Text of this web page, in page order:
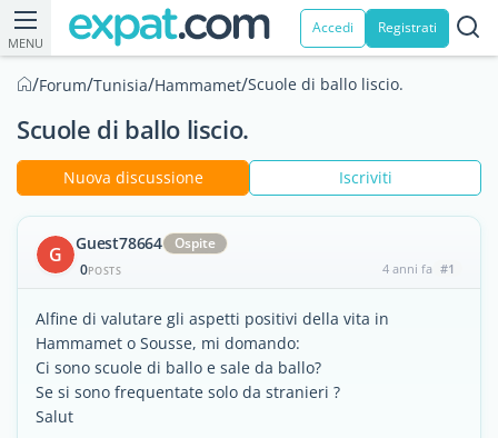
MENU
Accedi Registrati
/Forum/Tunisia/Hammamet/Scuole di ballo liscio.
Scuole di ballo liscio.
Nuova discussione Iscriviti
G Guest78664
Ospite
0POSTS 4 anni fa #1
Alfine di valutare gli aspetti positivi della vita in
Hammamet o Sousse, mi domando:
Ci sono scuole di ballo e sale da ballo?
Se si sono frequentate solo da stranieri ?
Salut